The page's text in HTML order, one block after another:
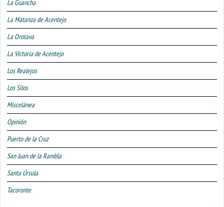
La Guancha
La Matanza de Acentejo
La Orotava
La Victoria de Acentejo
Los Realejos
Los Silos
Miscelánea
Opinión
Puerto de la Cruz
San Juan de la Rambla
Santa Úrsula
Tacoronte